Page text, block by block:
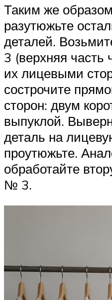
Таким же
разутюжьте
деталей.
3 (верхняя часть
их лицевыми
сострочите
сторон: двум
выпуклой.
деталь на
проутюжьте.
обработайте
№ 3.